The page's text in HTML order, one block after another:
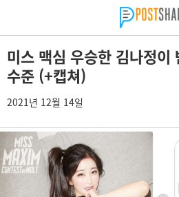
미스 맥심 우승한 김나정
수준 (+캡쳐)
2021년 12월 14일